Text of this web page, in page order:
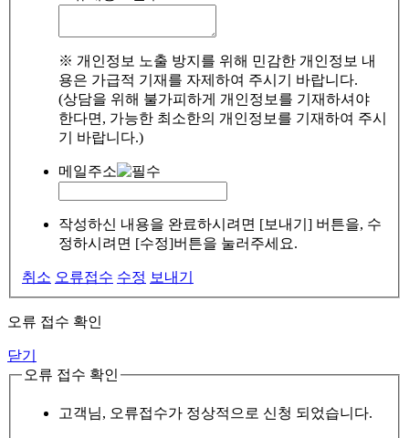
※ 개인정보 노출 방지를 위해 민감한 개인정보 내
용은 가급적 기재를 자제하여 주시기 바랍니다.
(상담을 위해 불가피하게 개인정보를 기재하셔야
한다면, 가능한 최소한의 개인정보를 기재하여 주시
기 바랍니다.)
메일주소
작성하신 내용을 완료하시려면 [보내기] 버튼을, 수
정하시려면 [수정]버튼을 눌러주세요.
취소 오류접수 수정 보내기
오류 접수 확인
닫기
오류 접수 확인
고객님, 오류접수가 정상적으로 신청 되었습니다.